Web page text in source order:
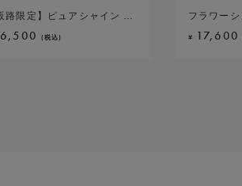
路限定】ピュアシャイン バンスクリップ L(ライ
(税込)
フラワー
¥ 17,600
ンドストーン クリッピーズ(ピンク)
(税込)
ラインド
¥ 25,300
カブラリボン バナナクリップ(ブラウン)
(税込)
シュカブ
¥ 23,100
マラスヘリテージ コーム18足 ベア (ブラウンミ
(税込)
ディヴァ
¥ 22,000
ィアントジュエル ハーフスティック(ライトブル
(税込)
ラディア
¥ 18,700
スタルアミュレット ポニー(スモークグレー)
(税込)
クリスタ
¥ 19,800
| Complex Biz ＜エルファバ＞ヘアバンド(
(税込)
カットビ
¥ 16,500
ィアリーシャイン バレッタ(ブラックミックス)
(税込)
レディア
¥ 22,000
ワーシンフォニー ロングピン(ピンク)
(税込)
フォーフ
¥ 7,700 (